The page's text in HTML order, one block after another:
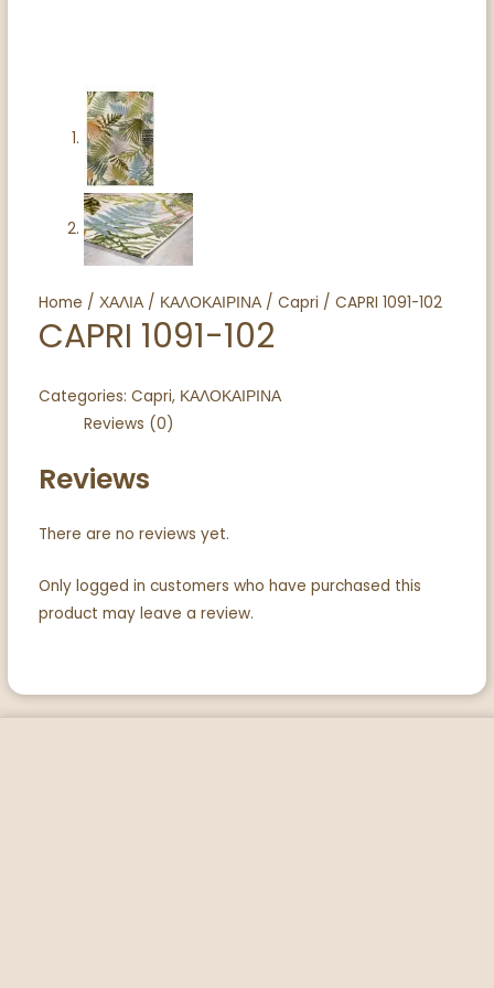
Home / ΧΑΛΙΑ/ ΚΑΛΟΚΑΙΡΙΝΑ/ Capri / CAPRI 1091-102
CAPRI 1091-102
Categories: Capri, ΚΑΛΟΚΑΙΡΙΝΑ
Reviews (0)
Reviews
There are no reviews yet.
Only logged in customers who have purchased this
product may leave a review.